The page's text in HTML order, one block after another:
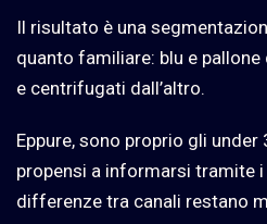
Il risultato è una
quanto familiare: blu e
e centrifugati dall’altro.
Eppure, sono proprio gli
propensi a informarsi tramite
differenze tra canali restano